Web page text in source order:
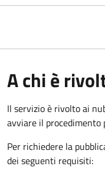
A chi è
Il servizio è rivolto ai
avviare il procedimento
Per richiedere la
dei seguenti requisiti: